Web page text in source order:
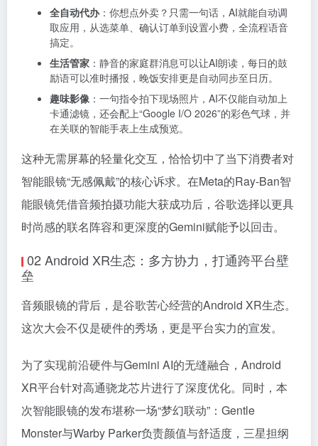
全自动代办：你想点外卖？只需一句话，AI就能自动调
取应用，从选菜单、确认订单到设置小费，全流程语音
搞定。
生活管家 ：静音的家庭群消息可以让AI朗读，每日的鼓
励语可以准时播报，晚饭安排更是自动同步至日历。
趣味影像 ：一句指令拍下现场照片，AI不仅能自动加上
卡通滤镜，还会配上“Google I/O 2026”的彩色气球，并
在关联的智能手表上生成预览。
这种无需屏幕的轻量化交互，恰恰切中了当下消费者对
智能眼镜“无感佩戴”的核心诉求。在Meta的Ray-Ban智
能眼镜凭借音频拍摄功能大获成功后，谷歌选择以更具
时尚感的联名阵容和更深度的Gemini赋能予以回击。
02 Android XR生态：多方协力，打通跨平台壁
垒
音频眼镜的背后，是谷歌苦心经营的Android XR生态。
这次大会不仅是硬件的秀场，更是平台实力的宣发。
为了实现前沿硬件与Gemini AI的无缝融合，Android
XR平台针对高通骁龙芯片进行了深度优化。同时，本
次智能眼镜的发布堪称一场“梦幻联动”：Gentle
Monster与Warby Parker负责颜值与舒适度，三星担纲